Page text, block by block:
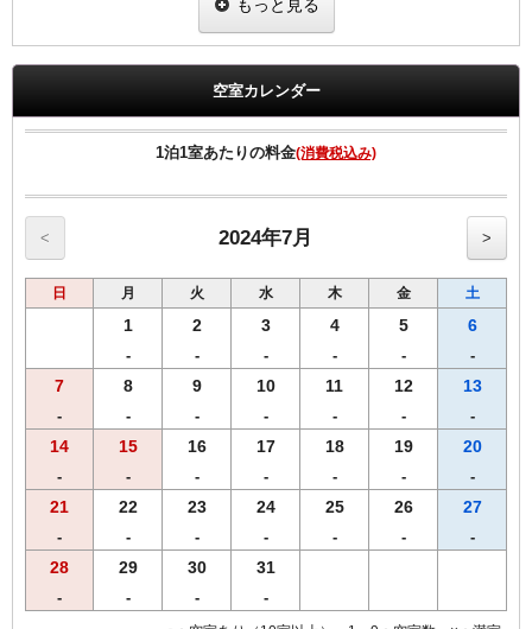
和洋バイキング形式でご提供させていただいております。
AM 6：30～10：00（9：30までにご入店ください） 2階 朝食会場
◆個別空調システム
◆Wi-Fi接続・有線LAN接続のインターネット環境無料
◆枕元USBコンセント
◆動画配信サービス
（YouTube、Prime Video、NETFLIX、Hulu、AbemaTV、U-NEXT）
◆HDMIケーブル完備
◆ＶＯＤルームシアター全室設置（1日1,000円）
●館内コインランドリー完備（有料）
※ツインルームはバストイレ別です。
※ダブルルームは全て線路に近いお部屋になっております。
始発～終電までのお時間は、電車の通過音が聞こえる場合がござい
ます。
もっと見る
空室カレンダー
1泊1室あたりの料金(消費税込み)
< 2024年7月 >
日 月 火 水 木 金 土
1
-
2
-
3
-
4
-
5
-
6
-
7
-
8
-
9
-
10
-
11
-
12
-
13
-
14
-
15
-
16
-
17
-
18
-
19
-
20
-
21
-
22
-
23
-
24
-
25
-
26
-
27
-
28
-
29
-
30
-
31
-